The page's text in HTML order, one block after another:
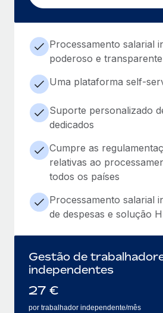
Processamento salarial
poderoso e transparente
Uma plataforma self-
Suporte personalizado
dedicados
Cumpre as
relativas ao
todos os países
Processamento salarial
de despesas e solução
Gestão de
independentes
27 €
por trabalhador independente/mês